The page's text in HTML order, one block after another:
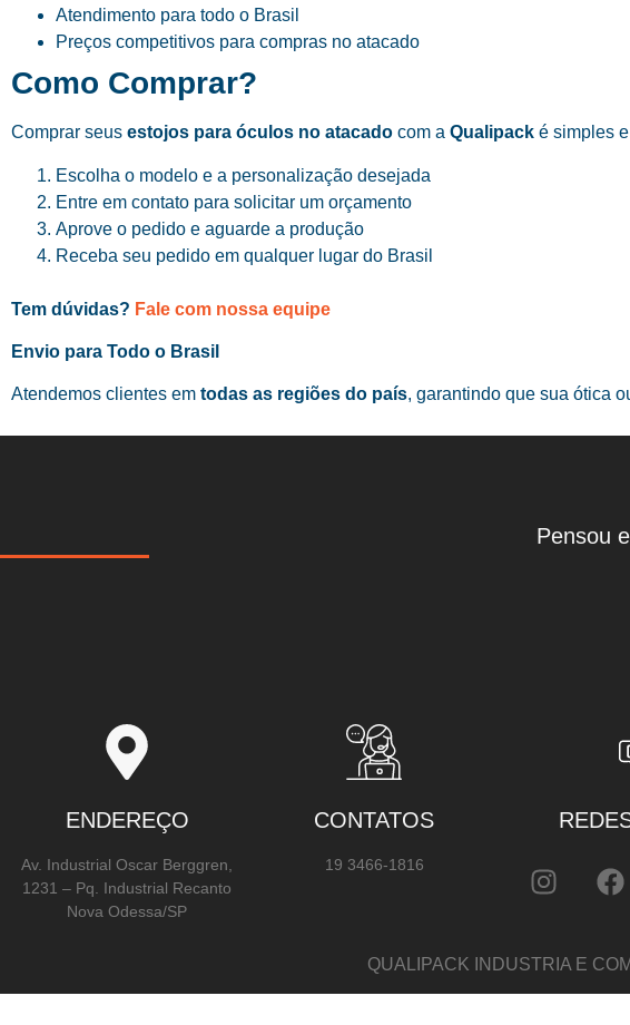
Atendimento para todo o Brasil
Preços competitivos para compras no atacado
Como Comprar?
Comprar seus estojos para óculos no atacado com a Qualipack é simples
Escolha o modelo e a personalização desejada
Entre em contato para solicitar um orçamento
Aprove o pedido e aguarde a produção
Receba seu pedido em qualquer lugar do Brasil
Tem dúvidas? Fale com nossa equipe
Envio para Todo o Brasil
Atendemos clientes em todas as regiões do país, garantindo que sua ótica
Pensou
ENDEREÇO
Av. Industrial Oscar Berggren,
1231 – Pq. Industrial Recanto
Nova Odessa/SP
CONTATOS
19 3466-1816
QUALIPACK INDUSTRIA E